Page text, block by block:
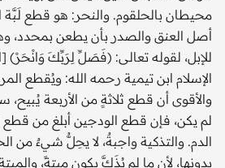
محيطان بالحلقوم. والنحر: هو قطع لَبَّة
أصل العنق والصدر بأن يطعن بمحدد،
الإسلام ابن تيمية رحمه الله: ويُقطع
والأقوى أن قطع ثلاثةٍ من الأربعة يُبيح،
لم يكن، فإن قطع الودجين أبلغ من قطع
الدم. والتذكية واجبةٌ، لا يحِلُّ شيءٌ من
بدونها، لأن ما لم يُذَكَّ يكون ميتةً،